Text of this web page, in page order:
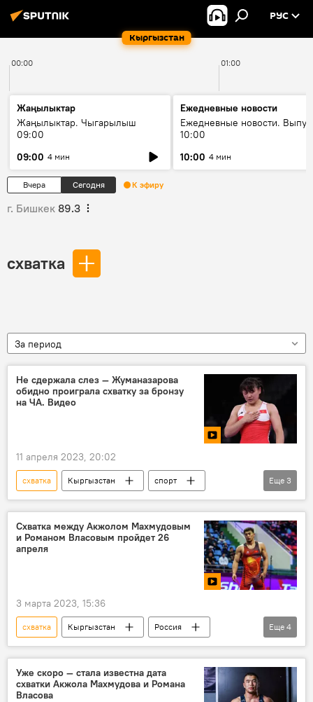
Кыргызстан
РУС
00:00 01:00
Жаңылыктар
Жаңылыктар. Чыгарылыш
09:00
09:00 4 мин
Ежедневные новости
Ежедневные новости.
10:00
10:00 4 мин
Вчера Сегодня К эфиру
г. Бишкек 89.3
схватка
За период
Не сдержала слез — Жуманазарова
обидно проиграла схватку за бронзу
на ЧА. Видео
11 апреля 2023, 20:02
схватка Кыргызстан
спорт
борьба
Мээрим Жуманазарова
поражение
Еще 3
Схватка между Акжолом Махмудовым
и Романом Власовым пройдет 26
апреля
3 марта 2023, 15:36
схватка Кыргызстан
Россия
спорт
Акжол Махмудов
Роман Власов
дата
Еще 4
Уже скоро — стала известна дата
схватки Акжола Махмудова и Романа
Власова